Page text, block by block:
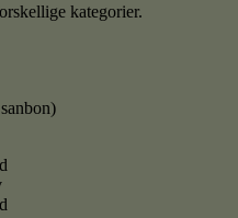
kategorier.